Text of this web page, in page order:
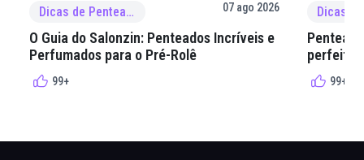
Dicas de Penteado 07 ago 2026
O Guia do Salonzin: Penteados Incríveis e
Perfumados para o Pré-Rolê
99+
perfeita
99+